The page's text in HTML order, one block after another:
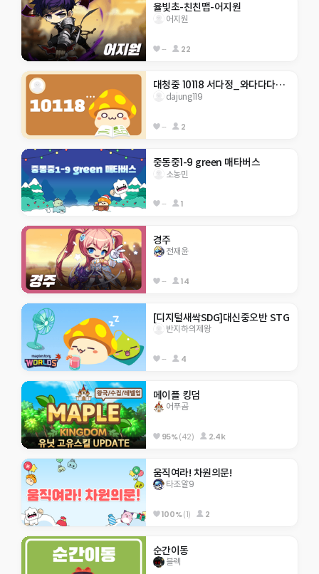
율빛초-친친맵-어지원
어지원
-- 22
대청중 10118 서다정_와다다다닥 모험!
dajung119
-- 2
중동중1-9 green 매타버스
소농민
-- 1
경주
전재윤
-- 14
[디지털새싹SDG]대신중오반 STG
반지하의제왕
-- 4
메이플 킹덤
어푸곰
95%(42) 2.4k
움직여라! 차원의문!
타조알9
100%(1) 2
순간이동
블렉